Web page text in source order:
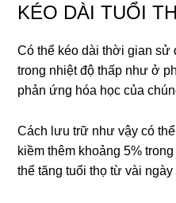
KÉO DÀI TUỔI
Có thể kéo dài thời gian sử
trong nhiệt độ thấp như ở
phản ứng hóa học của
Cách lưu trữ như vậy có
kiềm thêm khoảng 5%
thể tăng tuổi thọ từ vài